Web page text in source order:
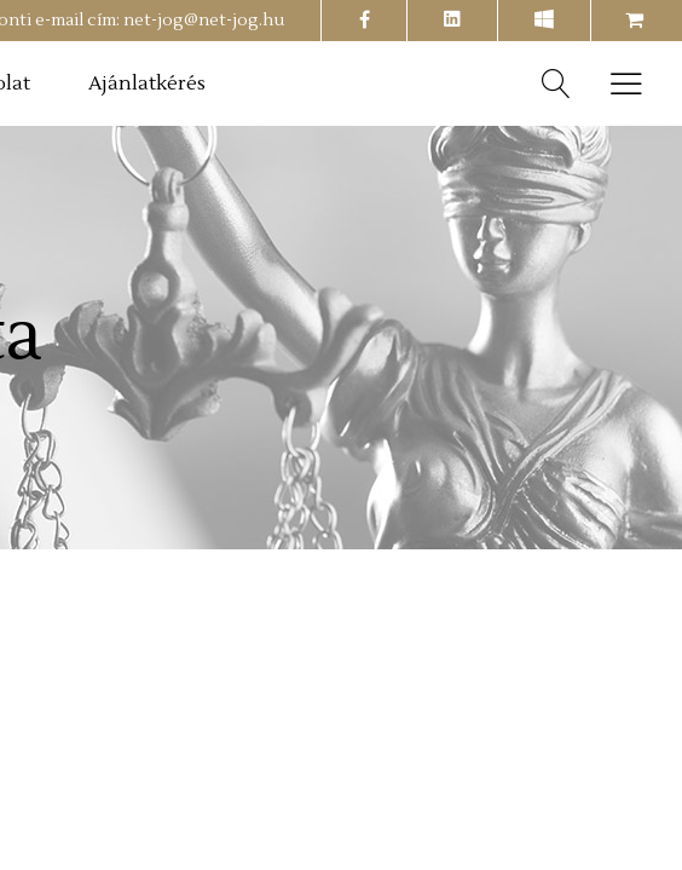
e-mail cím: net-jog@net-jog.hu facebook
shopping-
cart
Ajánlatkérés